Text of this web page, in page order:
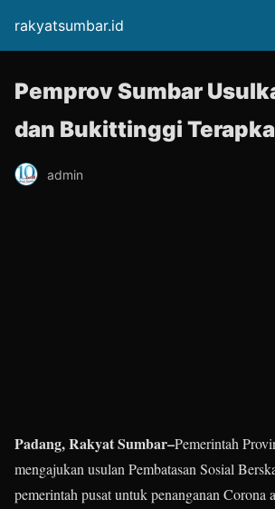
rakyatsumbar.id
Pemprov Sumbar
dan Bukittinggi
admin
Padang, Rakyat Sumbar–Pemerintah
mengajukan usulan Pembatasan Sosial
pemerintah pusat untuk penanganan Corona